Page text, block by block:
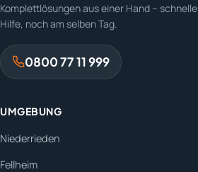
Komplettlösungen aus einer Hand – schnelle
Hilfe, noch am selben Tag.
0800 77 11 999
UMGEBUNG
Niederrieden
Fellheim